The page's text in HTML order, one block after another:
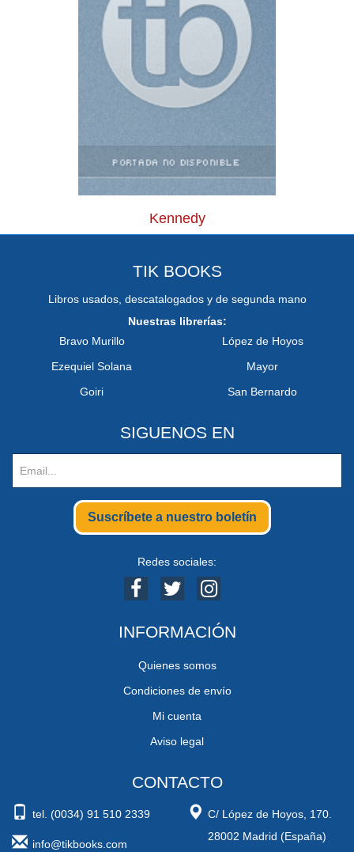
Kennedy
TIK BOOKS
Libros usados, descatalogados y de segunda mano
Nuestras librerías:
Bravo Murillo
Ezequiel Solana
Goiri
López de Hoyos
Mayor
San Bernardo
SIGUENOS EN
Suscríbete a nuestro boletín
Redes sociales:
INFORMACIÓN
Quienes somos
Condiciones de envío
Mi cuenta
Aviso legal
CONTACTO
tel. (0034) 91 510 2339
info@tikbooks.com
C/ López de Hoyos, 170.
28002 Madrid (España)